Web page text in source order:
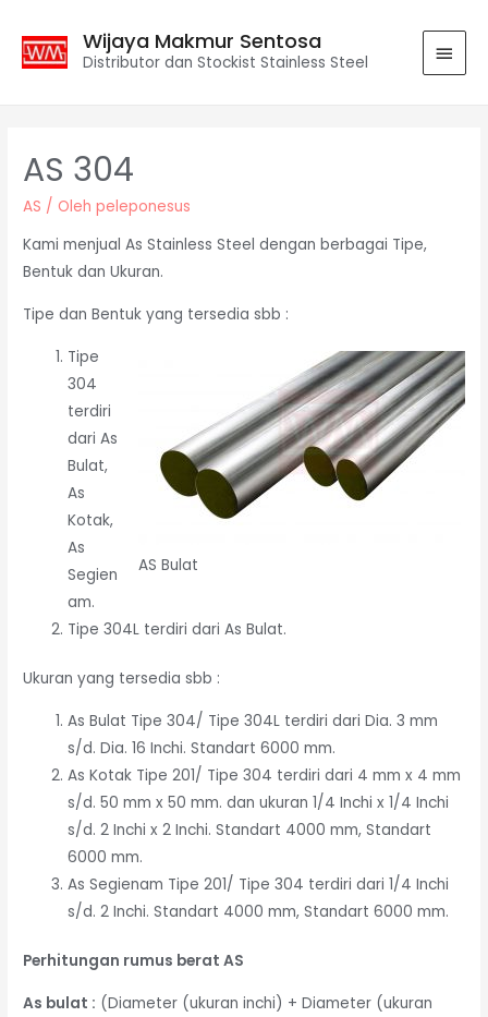
Wijaya Makmur Sentosa
Distributor dan Stockist Stainless Steel
AS 304
AS / Olehpeleponesus
Kami menjual As Stainless Steel dengan berbagai Tipe,
Bentuk dan Ukuran.
Tipe dan Bentuk yang tersedia sbb :
AS Bulat
Tipe
304
terdiri
dari As
Bulat,
As
Kotak,
As
Segien
am.
Tipe 304L terdiri dari As Bulat.
Ukuran yang tersedia sbb :
As Bulat Tipe 304/ Tipe 304L terdiri dari Dia. 3 mm
s/d. Dia. 16 Inchi. Standart 6000 mm.
As Kotak Tipe 201/ Tipe 304 terdiri dari 4 mm x 4 mm
s/d. 50 mm x 50 mm. dan ukuran 1/4 Inchi x 1/4 Inchi
s/d. 2 Inchi x 2 Inchi. Standart 4000 mm, Standart
6000 mm.
As Segienam Tipe 201/ Tipe 304 terdiri dari 1/4 Inchi
s/d. 2 Inchi. Standart 4000 mm, Standart 6000 mm.
Perhitungan rumus berat AS
As bulat : (Diameter (ukuran inchi) + Diameter (ukuran